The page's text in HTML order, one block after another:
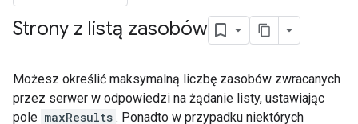
Strony z listą zasobów
Możesz określić maksymalną liczbę zasobów zwracanych
przez serwer w odpowiedzi na żądanie listy, ustawiając
pole maxResults . Ponadto w przypadku niektórych